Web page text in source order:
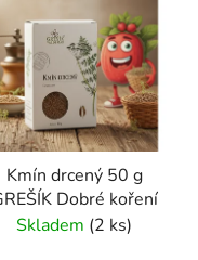
Kmín drcený 50 g
Dobré koření
Skladem (2 ks)